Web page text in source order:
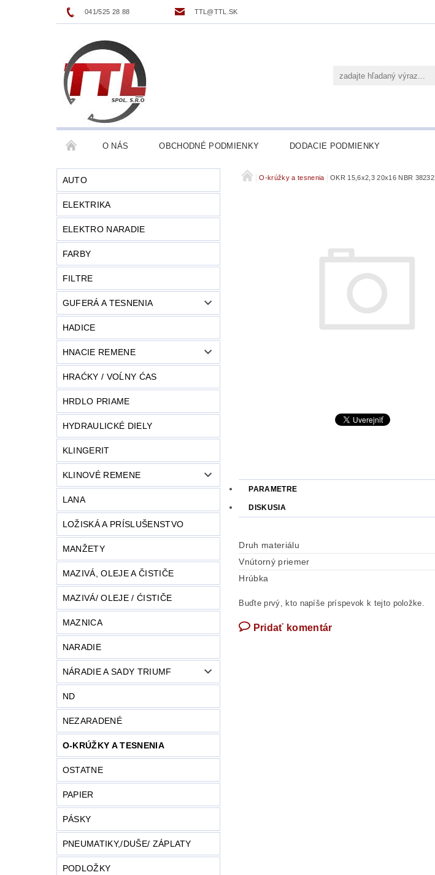
041/525 28 88 TTL@TTL.SK
O NÁS OBCHODNÉ PODMIENKY DODACIE PODMIENKY
AUTO
ELEKTRIKA
ELEKTRO NARADIE
FARBY
FILTRE
GUFERÁ A TESNENIA
HADICE
HNACIE REMENE
HRAĆKY / VOĹNY ĆAS
HRDLO PRIAME
HYDRAULICKÉ DIELY
KLINGERIT
KLINOVÉ REMENE
LANA
LOŽISKÁ A PRÍSLUŠENSTVO
MANŽETY
MAZIVÁ, OLEJE A ČISTIČE
MAZIVÁ/ OLEJE / ĆISTIČE
MAZNICA
NARADIE
NÁRADIE A SADY TRIUMF
ND
NEZARADENÉ
O-KRÚŽKY A TESNENIA
OSTATNE
PAPIER
PÁSKY
PNEUMATIKY,/DUŠE/ ZÁPLATY
PODLOŽKY
O-krúžky a tesnenia OKR 15,6x2,3 20x16 NBR 38232
PARAMETRE
DISKUSIA
Druh materiálu
Vnútorný priemer
Hrúbka
Buďte prvý, kto napíše príspevok k tejto položke.
Pridať komentár